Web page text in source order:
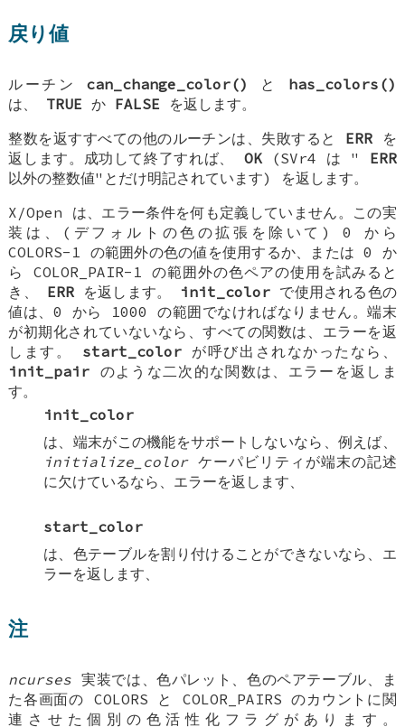
戻り値
ルーチン can_change_color() と has_colors()
は、 TRUE か FALSE を返します。
整数を返すすべての他のルーチンは、失敗すると ERR を
返します。成功して終了すれば、 OK(SVr4 は " ERR
以外の整数値"とだけ明記されています) を返します。
X/Open は、エラー条件を何も定義していません。この実
装は、(デフォルトの色の拡張を除いて) 0 から
COLORS-1 の範囲外の色の値を使用するか、または 0 か
ら COLOR_PAIR-1 の範囲外の色ペアの使用を試みると
き、 ERRを返します。 init_color で使用される色の
値は、0 から 1000 の範囲でなければなりません。端末
が初期化されていないなら、すべての関数は、エラーを返
します。 start_colorが呼び出されなかったなら、
init_pair のような二次的な関数は、エラーを返しま
す。
init_color
は、端末がこの機能をサポートしないなら、例えば、
initialize_colorケーパビリティが端末の記述
に欠けているなら、エラーを返します、
start_color
は、色テーブルを割り付けることができないなら、エ
ラーを返します、
注
ncurses 実装では、色パレット、色のペアテーブル、ま
た各画面の COLORS と COLOR_PAIRS のカウントに関
連させた個別の色活性化フラグがあります。